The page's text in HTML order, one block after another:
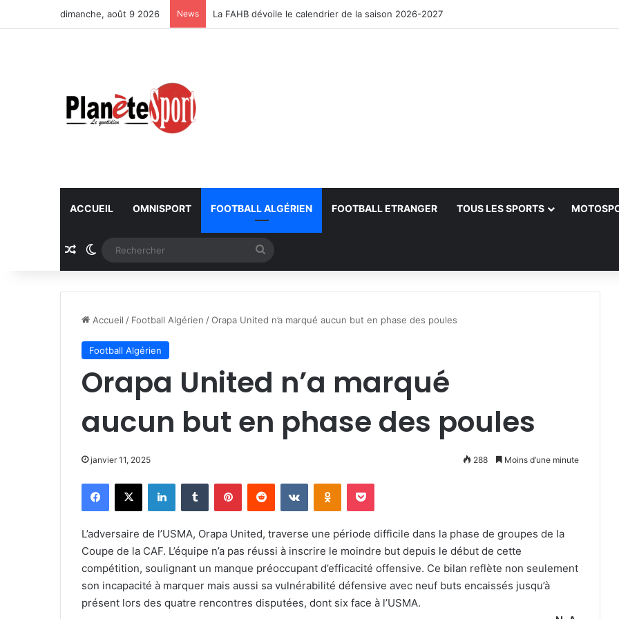
dimanche, août 9 2026 News La FAHB dévoile le calendrier de la saison 2026-2027
ACCUEIL OMNISPORT FOOTBALL ALGÉRIEN FOOTBALL ETRANGER TOUS LES SPORTS
Article Aléatoire
Switch skin
Accueil / Football Algérien /Orapa United n’a marqué aucun but en phase des poules
Football Algérien
Orapa United n’a marqué
aucun but en phase des poules
janvier 11, 2025 288 Moins d’une minute
Facebook
X LinkedinTumblr PinterestReddit VKontakteOdnoklassniki
Pocket
L’adversaire de l’USMA, Orapa United, traverse une période difficile dans la phase de groupes de la
Coupe de la CAF. L’équipe n’a pas réussi à inscrire le moindre but depuis le début de cette
compétition, soulignant un manque préoccupant d’efficacité offensive. Ce bilan reflète non seulement
son incapacité à marquer mais aussi sa vulnérabilité défensive avec neuf buts encaissés jusqu’à
présent lors des quatre rencontres disputées, dont six face à l’USMA.